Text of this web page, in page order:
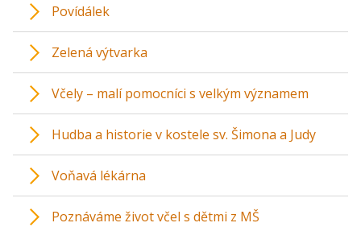
Povídálek
Zelená výtvarka
Včely – malí pomocníci s velkým významem
Hudba a historie v kostele sv. Šimona a Judy
Voňavá lékárna
Poznáváme život včel s dětmi z MŠ